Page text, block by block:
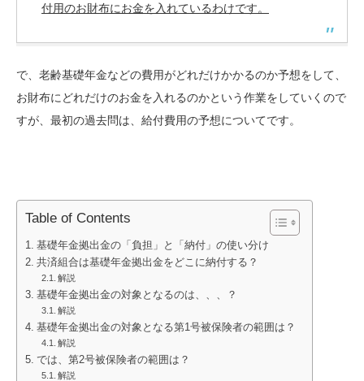
付用のお財布にお金を入れているわけです。
で、老齢基礎年金などの費用がどれだけかかるのか予想をして、
お財布にどれだけのお金を入れるのかという作業をしていくので
すが、最初の過去問は、給付費用の予想についてです。
Table of Contents
基礎年金拠出金の「負担」と「納付」の使い分け
共済組合は基礎年金拠出金をどこに納付する？
解説
基礎年金拠出金の対象となるのは、、、？
解説
基礎年金拠出金の対象となる第1号被保険者の範囲は？
解説
では、第2号被保険者の範囲は？
解説